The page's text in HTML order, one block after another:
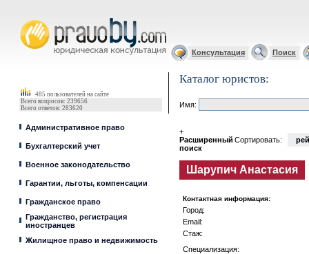
Консультация Поиск
485 пользователей на сайте
Всего вопросов: 239656
Всего ответов: 283620
Административное право
Бухгалтерский учет
Военное законодательство
Гарантии, льготы, компенсации
Гражданское право
Гражданство, регистрация
иностранцев
Жилищное право и недвижимость
Каталог юристов:
Имя:
+
Расширенный
поиск
Сортировать:
Шарупич Анастасия
Контактная информация:
Город:
Email:
Стаж:
Специализация: